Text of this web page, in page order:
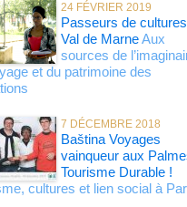
24 FÉVRIER 2019
Passeurs de
Val de MarneAux
sources de
et du patrimoine des
7 DÉCEMBRE 2018
Baština Voyages
vainqueur aux
Tourisme Durable !
cultures et lien social à